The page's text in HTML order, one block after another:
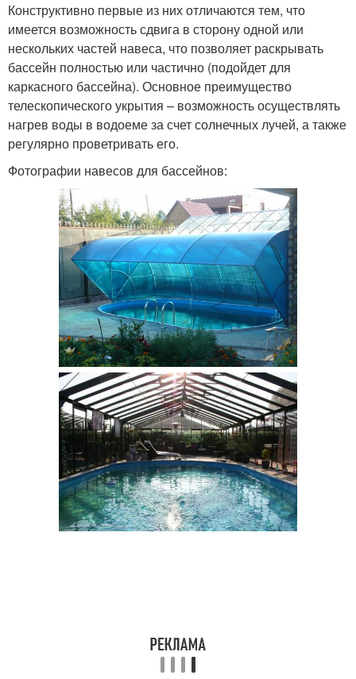
Конструктивно первые из них отличаются тем, что
имеется возможность сдвига в сторону одной или
нескольких частей навеса, что позволяет раскрывать
бассейн полностью или частично (подойдет для
каркасного бассейна). Основное преимущество
телескопического укрытия – возможность осуществлять
нагрев воды в водоеме за счет солнечных лучей, а также
регулярно проветривать его.
Фотографии навесов для бассейнов: